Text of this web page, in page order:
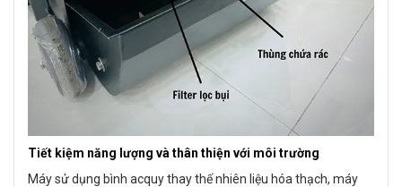
Tiết kiệm năng lượng và thân thiện với môi trường
Máy sử dụng bình acquy thay thế nhiên liệu hóa thạch, máy